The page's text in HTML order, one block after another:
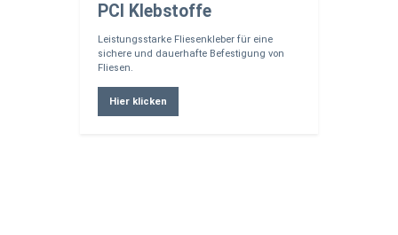
PCI Klebstoffe
Leistungsstarke Fliesenkleber für eine
sichere und dauerhafte Befestigung von
Fliesen.
Hier klicken